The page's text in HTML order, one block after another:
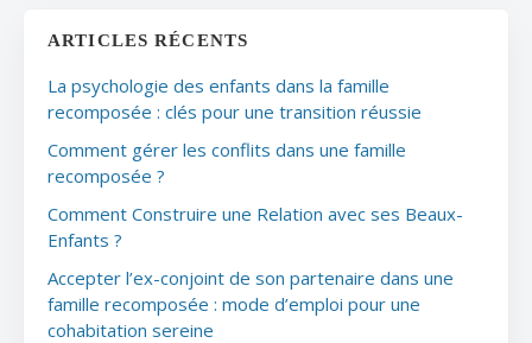
ARTICLES RÉCENTS
La psychologie des enfants dans la famille
recomposée : clés pour une transition réussie
Comment gérer les conflits dans une famille
recomposée ?
Comment Construire une Relation avec ses Beaux-
Enfants ?
Accepter l’ex-conjoint de son partenaire dans une
famille recomposée : mode d’emploi pour une
cohabitation sereine